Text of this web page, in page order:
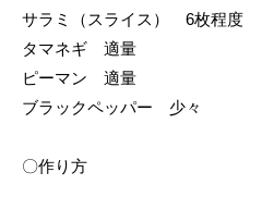
サラミ（スライス） 6枚程度
タマネギ 適量
ピーマン 適量
ブラックペッパー 少々
〇作り方